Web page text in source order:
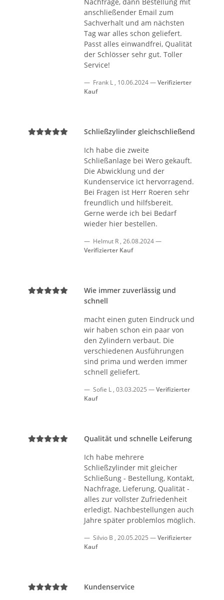
anschließender Email zum
Sachverhalt und am nächsten
Tag war alles schon geliefert.
Passt alles einwandfrei, Qualität
der Schlösser sehr gut. Toller
Service!
Frank L , 10.06.2024
Verifizierter
Kauf
Schließzylinder gleichschließend
Ich habe die zweite
Schließanlage bei Wero gekauft.
Die Abwicklung und der
Kundenservice ict hervorragend.
Bei Fragen ist Herr Roeren sehr
freundlich und hilfsbereit.
Gerne werde ich bei Bedarf
wieder hier bestellen.
Helmut R , 26.08.2024
Verifizierter Kauf
Wie immer zuverlässig und
schnell
macht einen guten Eindruck und
wir haben schon ein paar von
den Zylindern verbaut. Die
verschiedenen Ausführungen
sind prima und werden immer
schnell geliefert.
Sofie L , 03.03.2025
Verifizierter
Kauf
Qualität und schnelle Leiferung
Ich habe mehrere
Schließzylinder mit gleicher
Schließung - Bestellung, Kontakt,
Nachfrage, Lieferung, Qualität -
alles zur vollster Zufriedenheit
erledigt. Nachbestellungen auch
Jahre später problemlos möglich.
Silvio B , 20.05.2025
Verifizierter
Kauf
Kundenservice